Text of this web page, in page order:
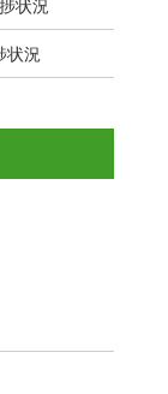
状況
状況